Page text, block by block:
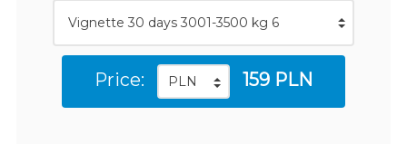
Price: 159 PLN